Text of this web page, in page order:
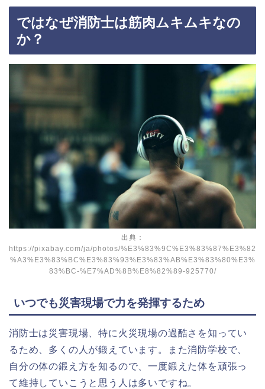
ではなぜ消防士は筋肉ムキムキなの
か？
出典：
https://pixabay.com/ja/photos/%E3%83%9C%E3%83%87%E3%82
%A3%E3%83%BC%E3%83%93%E3%83%AB%E3%83%80%E3%
83%BC-%E7%AD%8B%E8%82%89-925770/
いつでも災害現場で力を発揮するため
消防士は災害現場、特に火災現場の過酷さを知ってい
るため、多くの人が鍛えています。また消防学校で、
自分の体の鍛え方を知るので、一度鍛えた体を頑張っ
て維持していこうと思う人は多いですね。